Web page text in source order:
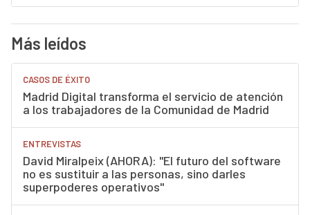
Más leídos
CASOS DE ÉXITO
Madrid Digital transforma el servicio de atención
a los trabajadores de la Comunidad de Madrid
ENTREVISTAS
David Miralpeix (AHORA): "El futuro del software
no es sustituir a las personas, sino darles
superpoderes operativos"